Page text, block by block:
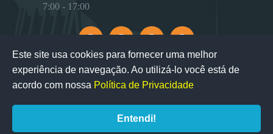
7:00 - 17:00
Este site usa cookies para fornecer uma melhor
experiência de navegação. Ao utilizá-lo você está de
acordo com nossa Política de Privacidade
Entendi!